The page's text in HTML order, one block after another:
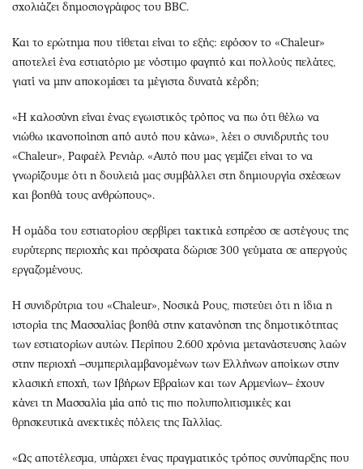
σχολιάζει δημοσιογράφος του BBC.
Και το ερώτημα που τίθεται είναι το εξής: εφόσον το «Chaleur»
αποτελεί ένα εστιατόριο με νόστιμο φαγητό και πολλούς πελάτες,
γιατί να μην αποκομίσει τα μέγιστα δυνατά κέρδη;
«Η καλοσύνη είναι ένας εγωιστικός τρόπος να πω ότι θέλω να
νιώθω ικανοποίηση από αυτό που κάνω», λέει ο συνιδρυτής του
«Chaleur», Ραφαέλ Ρενιάρ. «Αυτό που μας γεμίζει είναι το να
γνωρίζουμε ότι η δουλειά μας συμβάλλει στη δημιουργία σχέσεων
και βοηθά τους ανθρώπους».
Η ομάδα του εστιατορίου σερβίρει τακτικά εσπρέσο σε αστέγους της
ευρύτερης περιοχής και πρόσφατα δώρισε 300 γεύματα σε απεργούς
εργαζομένους.
Η συνιδρύτρια του «Chaleur», Νοσικά Ρους, πιστεύει ότι η ίδια η
ιστορία της Μασσαλίας βοηθά στην κατανόηση της δημοτικότητας
των εστιατορίων αυτών. Περίπου 2.600 χρόνια μετανάστευσης λαών
στην περιοχή –συμπεριλαμβανομένων των Ελλήνων αποίκων στην
κλασική εποχή, των Ιβήρων Εβραίων και των Αρμενίων– έχουν
κάνει τη Μασσαλία μία από τις πιο πολυπολιτισμικές και
θρησκευτικά ανεκτικές πόλεις της Γαλλίας.
«Ως αποτέλεσμα, υπάρχει ένας πραγματικός τρόπος συνύπαρξης που